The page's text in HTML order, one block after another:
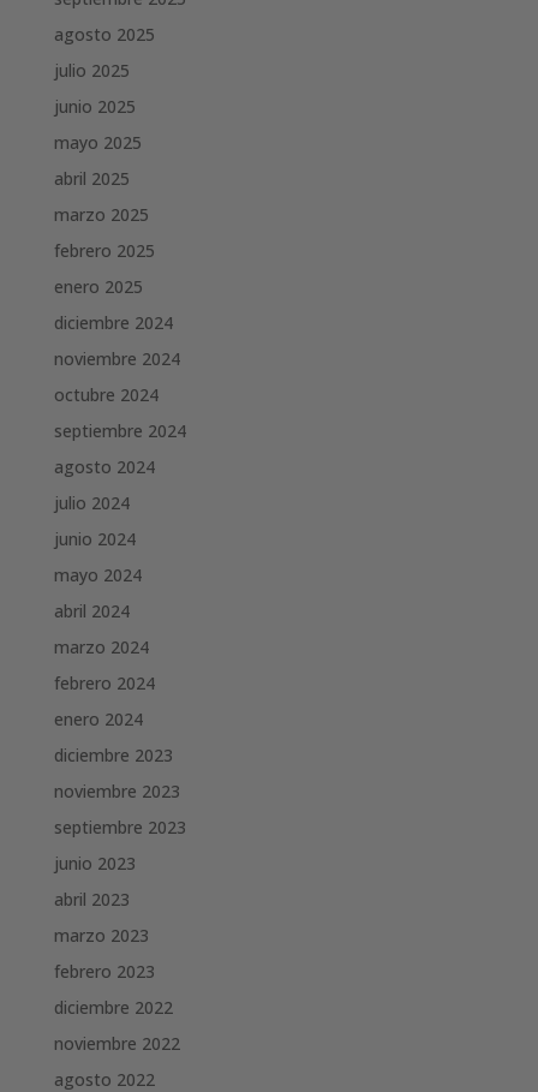
agosto 2025
julio 2025
junio 2025
mayo 2025
abril 2025
marzo 2025
febrero 2025
enero 2025
diciembre 2024
noviembre 2024
octubre 2024
septiembre 2024
agosto 2024
julio 2024
junio 2024
mayo 2024
abril 2024
marzo 2024
febrero 2024
enero 2024
diciembre 2023
noviembre 2023
septiembre 2023
junio 2023
abril 2023
marzo 2023
febrero 2023
diciembre 2022
noviembre 2022
agosto 2022